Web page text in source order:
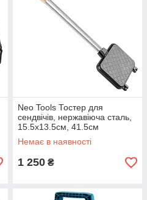
Neo Tools Тостер для
сендвічів, нержавіюча сталь,
15.5x13.5см, 41.5см
Немає в наявності
1 250 ₴